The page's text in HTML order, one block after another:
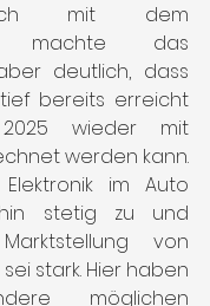
mit dem
machte das
deutlich, dass
bereits erreicht
wieder mit
werden kann.
im Auto
stetig zu und
von
stark. Hier haben
möglichen